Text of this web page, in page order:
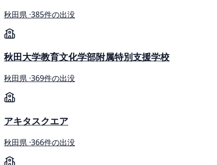
秋田県 ·385件の出没
秋田大学教育文化学部附属特別支援学校
秋田県 ·369件の出没
アキタスクエア
秋田県 ·366件の出没